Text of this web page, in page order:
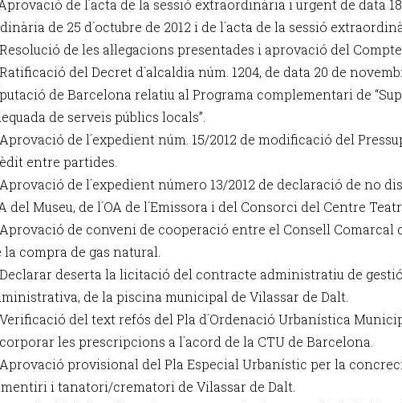
de l´acta de la sessió extraordinària i urgent de data 18
de 25 d´octubre de 2012 i de l´acta de la sessió
de les al·legacions presentades i aprovació del
del Decret d´alcaldia núm. 1204, de data 20 de
de Barcelona relatiu al Programa complementari de
de serveis públics locals”.
de l´expedient núm. 15/2012 de modificació del
entre partides.
de l´expedient número 13/2012 de declaració de no
del Museu, de l´OA de l´Emissora i del Consorci del Centre
de conveni de cooperació entre el Consell Comarcal
la compra de gas natural.
deserta la licitació del contracte administratiu de
de la piscina municipal de Vilassar de Dalt.
del text refós del Pla d´Ordenació Urbanística
les prescripcions a l´acord de la CTU de Barcelona.
provisional del Pla Especial Urbanístic per la
i tanatori/crematori de Vilassar de Dalt.